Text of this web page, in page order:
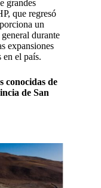
grandes
que regresó
un
durante
expansiones
en el país.
conocidas de
de San